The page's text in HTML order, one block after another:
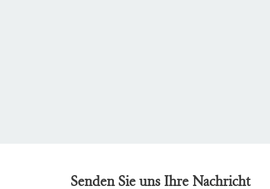
Senden Sie uns Ihre Nachricht